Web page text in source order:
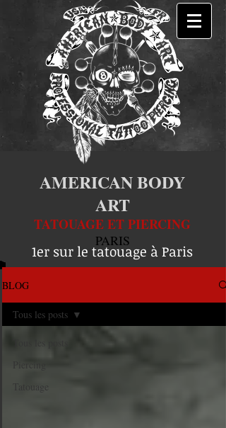
AMERICAN BODY
ART
TATOUAGE ET PIERCING
PARIS
1er sur le tatouage à Paris
BLOG
Tatouage
Tous les posts